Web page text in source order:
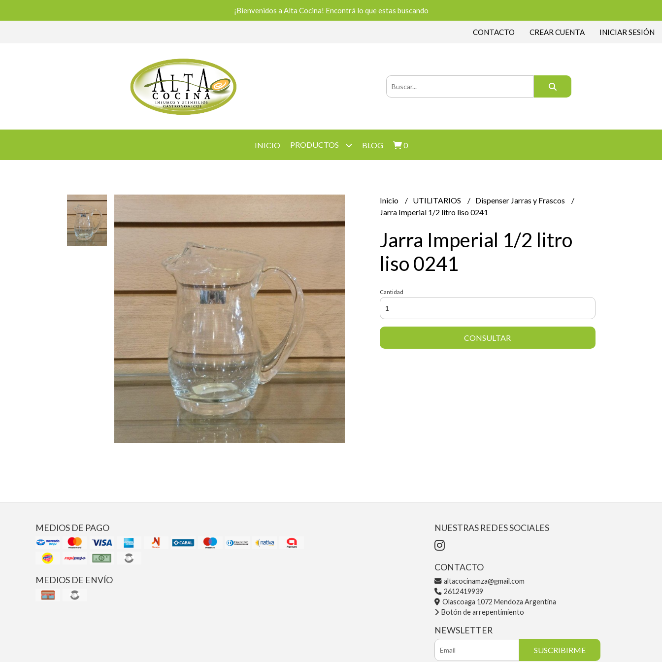
¡Bienvenidos a Alta Cocina! Encontrá lo que estas buscando
CONTACTO CREAR CUENTA INICIAR SESIÓN
INICIO PRODUCTOS BLOG 0
Inicio UTILITARIOS
Dispenser Jarras y Frascos
Jarra Imperial 1/2 litro liso 0241
Jarra Imperial 1/2 litro
liso 0241
Cantidad
CONSULTAR
MEDIOS DE PAGO
MEDIOS DE ENVÍO
NUESTRAS REDES SOCIALES
CONTACTO
altacocinamza@gmail.com
2612419939
Olascoaga 1072 Mendoza Argentina
Botón de arrepentimiento
NEWSLETTER
SUSCRIBIRME